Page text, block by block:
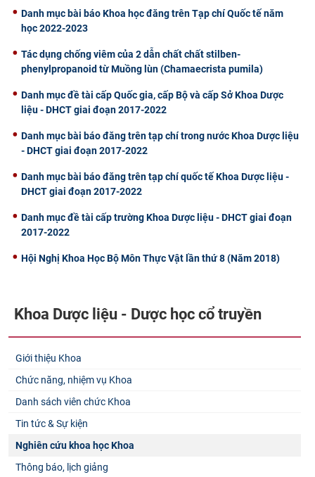
Danh mục bài báo Khoa học đăng trên Tạp chí Quốc tế năm
học 2022-2023
Tác dụng chống viêm của 2 dẫn chất chất stilben-
phenylpropanoid từ Muồng lùn (Chamaecrista pumila)
Danh mục đề tài cấp Quốc gia, cấp Bộ và cấp Sở Khoa Dược
liệu - DHCT giai đoạn 2017-2022
Danh mục bài báo đăng trên tạp chí trong nước Khoa Dược liệu
- DHCT giai đoạn 2017-2022
Danh mục bài báo đăng trên tạp chí quốc tế Khoa Dược liệu -
DHCT giai đoạn 2017-2022
Danh mục đề tài cấp trường Khoa Dược liệu - DHCT giai đoạn
2017-2022
Hội Nghị Khoa Học Bộ Môn Thực Vật lần thứ 8 (Năm 2018)
Khoa Dược liệu - Dược học cổ truyền
Giới thiệu Khoa
Chức năng, nhiệm vụ Khoa
Danh sách viên chức Khoa
Tin tức & Sự kiện
Nghiên cứu khoa học Khoa
Thông báo, lịch giảng